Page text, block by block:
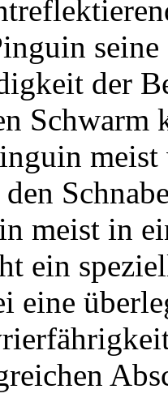
der
Schwarm
meist in
ein
eine